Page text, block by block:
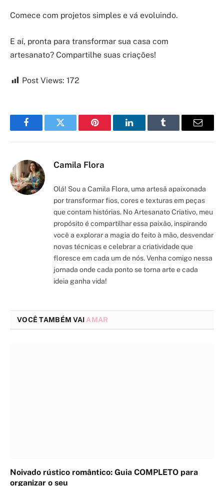
Comece com projetos simples e vá evoluindo.
E aí, pronta para transformar sua casa com
artesanato? Compartilhe suas criações!
Post Views: 172
FacebookTwitter Pinterest LinkedInTumblr Email
Camila Flora
Olá! Sou a Camila Flora, uma artesã apaixonada
por transformar fios, cores e texturas em peças
que contam histórias. No Artesanato Criativo, meu
propósito é compartilhar essa paixão, inspirando
você a explorar a magia do feito à mão, desvendar
novas técnicas e celebrar a criatividade que
floresce em cada um de nós. Venha comigo nessa
jornada onde cada ponto se torna arte e cada
ideia ganha vida!
VOCÊ TAMBÉM VAI AMAR
Noivado rústico romântico: Guia COMPLETO para
organizar o seu